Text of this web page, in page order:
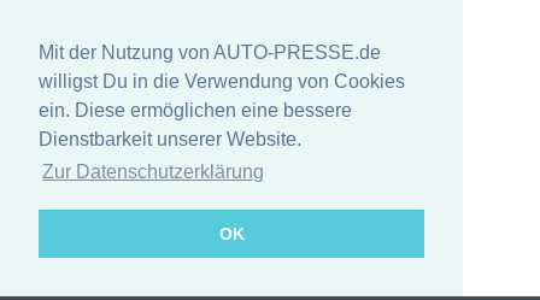
Mit der Nutzung von AUTO-PRESSE.de
willigst Du in die Verwendung von Cookies
ein. Diese ermöglichen eine bessere
Dienstbarkeit unserer Website.
Zur Datenschutzerklärung
OK